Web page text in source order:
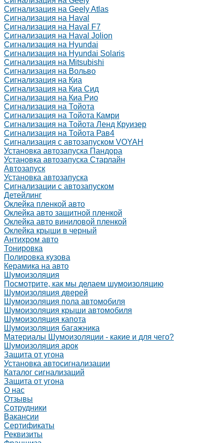
Сигнализация на Geely Atlas
Сигнализация на Haval
Сигнализация на Haval F7
Сигнализация на Haval Jolion
Сигнализация на Hyundai
Сигнализация на Hyundai Solaris
Сигнализация на Mitsubishi
Сигнализация на Вольво
Сигнализация на Киа
Сигнализация на Киа Cид
Сигнализация на Киа Рио
Сигнализация на Тойота
Сигнализация на Тойота Камри
Сигнализация на Тойота Ленд Круизер
Сигнализация на Тойота Рав4
Сигнализация с автозапуском VOYAH
Установка автозапуска Пандора
Установка автозапуска Старлайн
Автозапуск
Установка автозапуска
Сигнализации с автозапуском
Детейлинг
Оклейка пленкой авто
Оклейка авто защитной пленкой
Оклейка авто виниловой пленкой
Оклейка крыши в черный
Антихром авто
Тонировка
Полировка кузова
Керамика на авто
Шумоизоляция
Посмотрите, как мы делаем шумоизоляцию
Шумоизоляция дверей
Шумоизоляция пола автомобиля
Шумоизоляция крыши автомобиля
Шумоизоляция капота
Шумоизоляция багажника
Материалы Шумоизоляции - какие и для чего?
Шумоизоляция арок
Защита от угона
Установка автосигнализации
Каталог сигнализаций
Защита от угона
О нас
Отзывы
Сотрудники
Вакансии
Сертификаты
Реквизиты